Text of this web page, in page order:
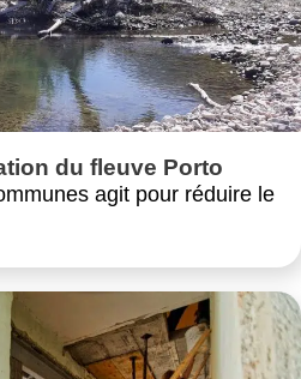
du fleuve Porto
agit pour réduire le